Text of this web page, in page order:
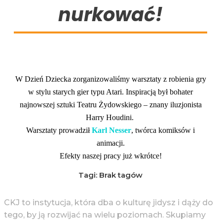
nurkować!
W Dzień Dziecka zorganizowaliśmy warsztaty z robienia gry
w stylu starych gier typu Atari. Inspiracją był bohater
najnowszej sztuki Teatru Żydowskiego – znany iluzjonista
Harry Houdini.
Warsztaty prowadziłKarl Nesser, twórca komiksów i
animacji.
Efekty naszej pracy już wkrótce!
Tagi: Brak tagów
CKJ to instytucja, która dba o kulturę jidysz i dąży do
tego, by ją rozwijać na wielu poziomach. Skupiamy